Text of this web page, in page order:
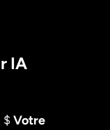
IA
$Votre